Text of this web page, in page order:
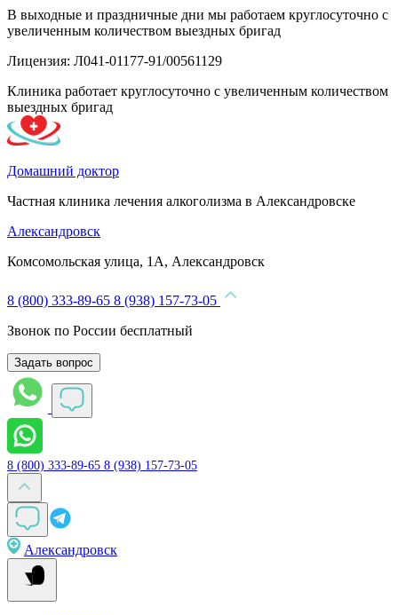
В выходные и праздничные дни мы работаем круглосуточно с
увеличенным количеством выездных бригад
Лицензия: Л041-01177-91/00561129
Клиника работает круглосуточно с увеличенным количеством
выездных бригад
Домашний доктор
Частная клиника лечения алкоголизма в Александровске
Александровск
Комсомольская улица, 1А, Александровск
8 (800) 333-89-65 8 (938) 157-73-05
Звонок по России бесплатный
Задать вопрос
8 (800) 333-89-65 8 (938) 157-73-05
Александровск